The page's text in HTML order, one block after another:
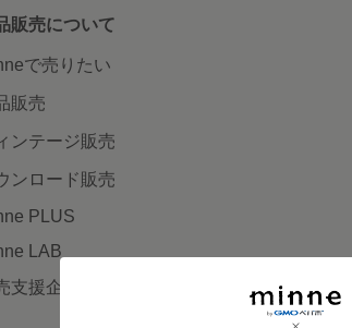
販売について
で売りたい
販売
ンテージ販売
ンロード販売
PLUS
LAB
支援企画・イベント